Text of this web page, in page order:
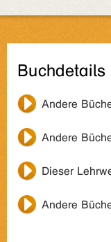
Andere
Andere
Dieser
Andere